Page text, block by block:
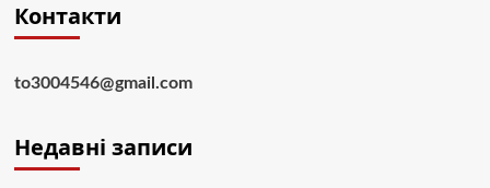
Контакти
to3004546@gmail.com
Недавні записи